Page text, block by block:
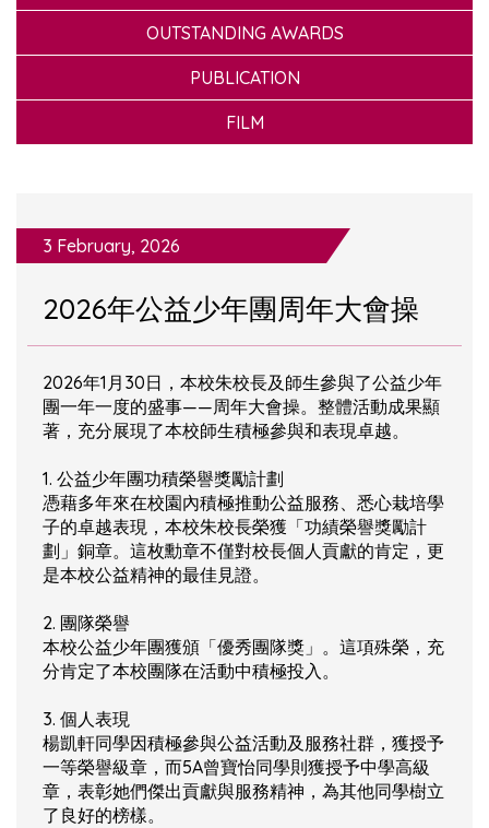
OUTSTANDING AWARDS
PUBLICATION
FILM
3 February, 2026
2026年公益少年團周年大會操
2026年1月30日，本校朱校長及師生參與了公益少年
團一年一度的盛事——周年大會操。整體活動成果顯
著，充分展現了本校師生積極參與和表現卓越。
1. 公益少年團功積榮譽獎勵計劃
憑藉多年來在校園內積極推動公益服務、悉心栽培學
子的卓越表現，本校朱校長榮獲「功績榮譽獎勵計
劃」銅章。這枚勳章不僅對校長個人貢獻的肯定，更
是本校公益精神的最佳見證。
2. 團隊榮譽
本校公益少年團獲頒「優秀團隊獎」。這項殊榮，充
分肯定了本校團隊在活動中積極投入。
3. 個人表現
楊凱軒同學因積極參與公益活動及服務社群，獲授予
一等榮譽級章，而5A曾寶怡同學則獲授予中學高級
章，表彰她們傑出貢獻與服務精神，為其他同學樹立
了良好的榜樣。